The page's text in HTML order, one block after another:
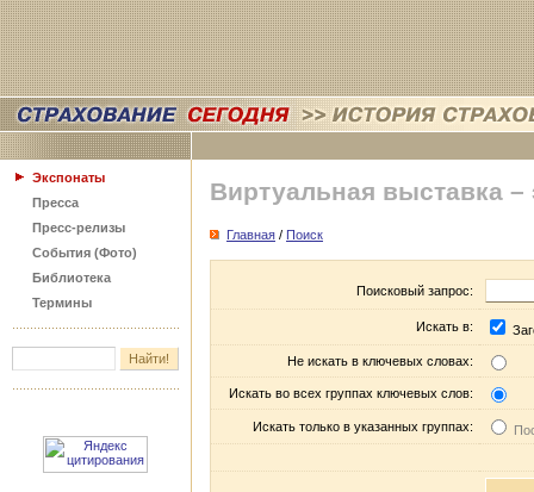
Экспонаты
Пресса
Пресс-релизы
События (Фото)
Библиотека
Термины
Виртуальная выставка –
Главная / Поиск
Поисковый запрос:
Искать в:
Не искать в ключевых словах:
Искать во всех группах ключевых слов:
Искать только в указанных группах: